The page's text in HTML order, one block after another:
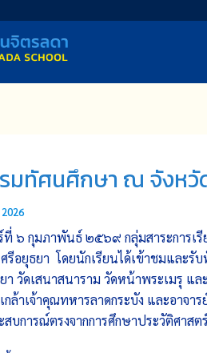
มทัศนศึกษา​ ณ​ จังหวั
๖ กุมภาพันธ์ ๒๕๖๙ กลุ่มสาระการเ
รีอยุธยา​ โดยนักเรียนได้เข้าชมและรั
า วัดเสนาสนาราม วัดหน้าพระเมรุ แล
กล้าเจ้าคุณทหารลาดกระบัง และอาจ
สบการณ์​ตรงจากการศึกษาประวัติศา